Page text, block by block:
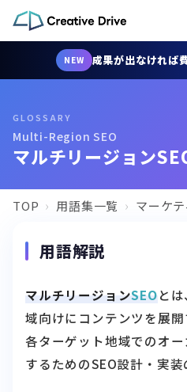
NEW 成果が出なければ
GLOSSARY
Multi-Region SEO
マルチリージョン
TOP 用語集一覧 マーケ
用語解説
マルチリージョンSEOと
域向けにコンテンツを展開
各ターゲット地域でのオ
するためのSEO設計・実装